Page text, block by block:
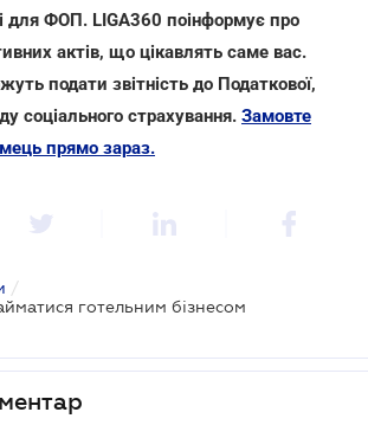
для ФОП. LIGA360 поінформує про
актів, що цікавлять саме вас.
подати звітність до Податкової,
соціального страхування. Замовте
прямо зараз.
/
готельним бізнесом